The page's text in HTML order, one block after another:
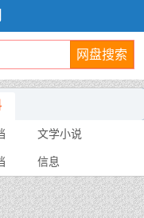
文学小说
信息